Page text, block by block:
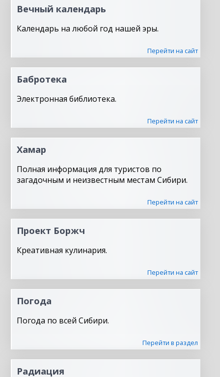
Вечный календарь
Календарь на любой год нашей эры.
Перейти на сайт
Бабротека
Электронная библиотека.
Перейти на сайт
Хамар
Полная информация для туристов по
загадочным и неизвестным местам Сибири.
Перейти на сайт
Проект Боржч
Креативная кулинария.
Перейти на сайт
Погода
Погода по всей Сибири.
Перейти в раздел
Радиация